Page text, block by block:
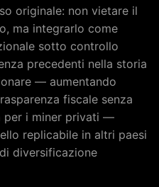
originale: non vietare il
ma integrarlo come
sotto controllo
precedenti nella storia
— aumentando
fiscale senza
per i miner privati —
replicabile in altri paesi
diversificazione